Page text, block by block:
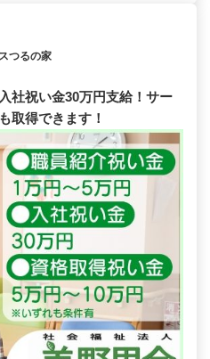
つるの家
社祝い金30万円支給！サー
取得できます！